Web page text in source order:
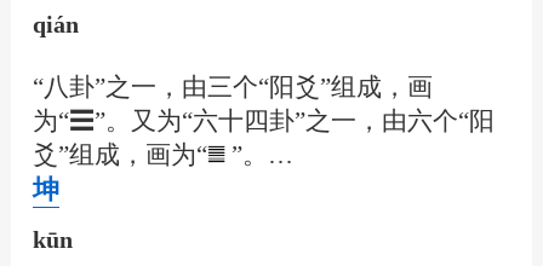
qián
“八卦”之一，由三个“阳爻”组成，画
为“☰”。又为“六十四卦”之一，由六个“阳
爻”组成，画为“
”。…
坤
kūn